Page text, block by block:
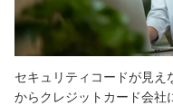
セキュリティコードが見
からクレジットカード会社